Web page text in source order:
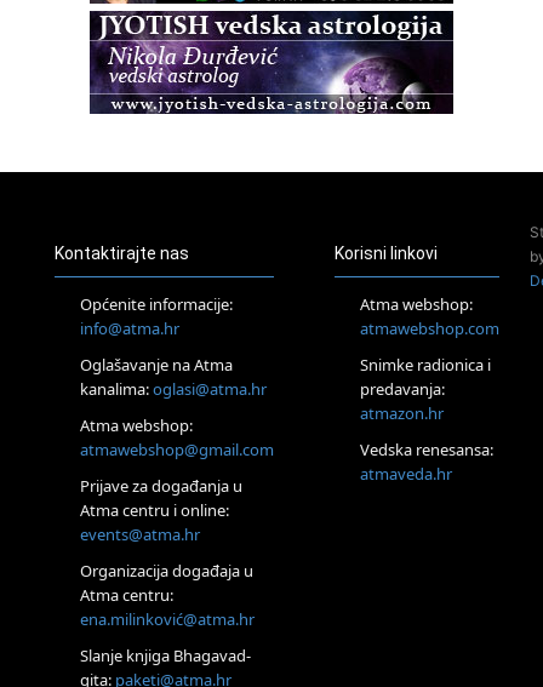
Zagreb+Online
Osnovni ThetaHealing® tečaj, Zagreb i Online
Access BARS®, otpusti stres
Pjesma srca / Zagreb
Tečaj Višeg Vodstva, razvijanja intuicije i Akaša zapisa
Online
Postanite Nositelj Vibracije Nove Zemlje
Visoko
Alemka Dauskardt – Jednodnevna radionica sistemskih
konstelacija
Zagreb
HOD PO ŽERAVICI – Seminar koji mijenja tijelo, duh i um
SoulFest – Festival glazbe, mudrosti i zajedništva
Zagreb
Access BARS® edukacija otpusti stres
Kontaktirajte nas
Općenite informacije:
info@atma.hr
Oglašavanje na Atma
kanalima:oglasi@atma.hr
Atma webshop:
atmawebshop@gmail.com
Prijave za događanja u
Atma centru i online:
events@atma.hr
Organizacija događaja u
Atma centru:
ena.milinković@atma.hr
Slanje knjiga Bhagavad-
gita: paketi@atma.hr
Korisni linkovi
Atma webshop:
atmawebshop.com
Snimke radionica i
predavanja:
atmazon.hr
Vedska renesansa:
atmaveda.hr